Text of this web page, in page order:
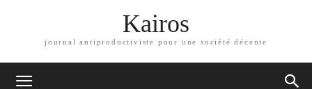
Kairos
journal antiproductiviste pour une société décente